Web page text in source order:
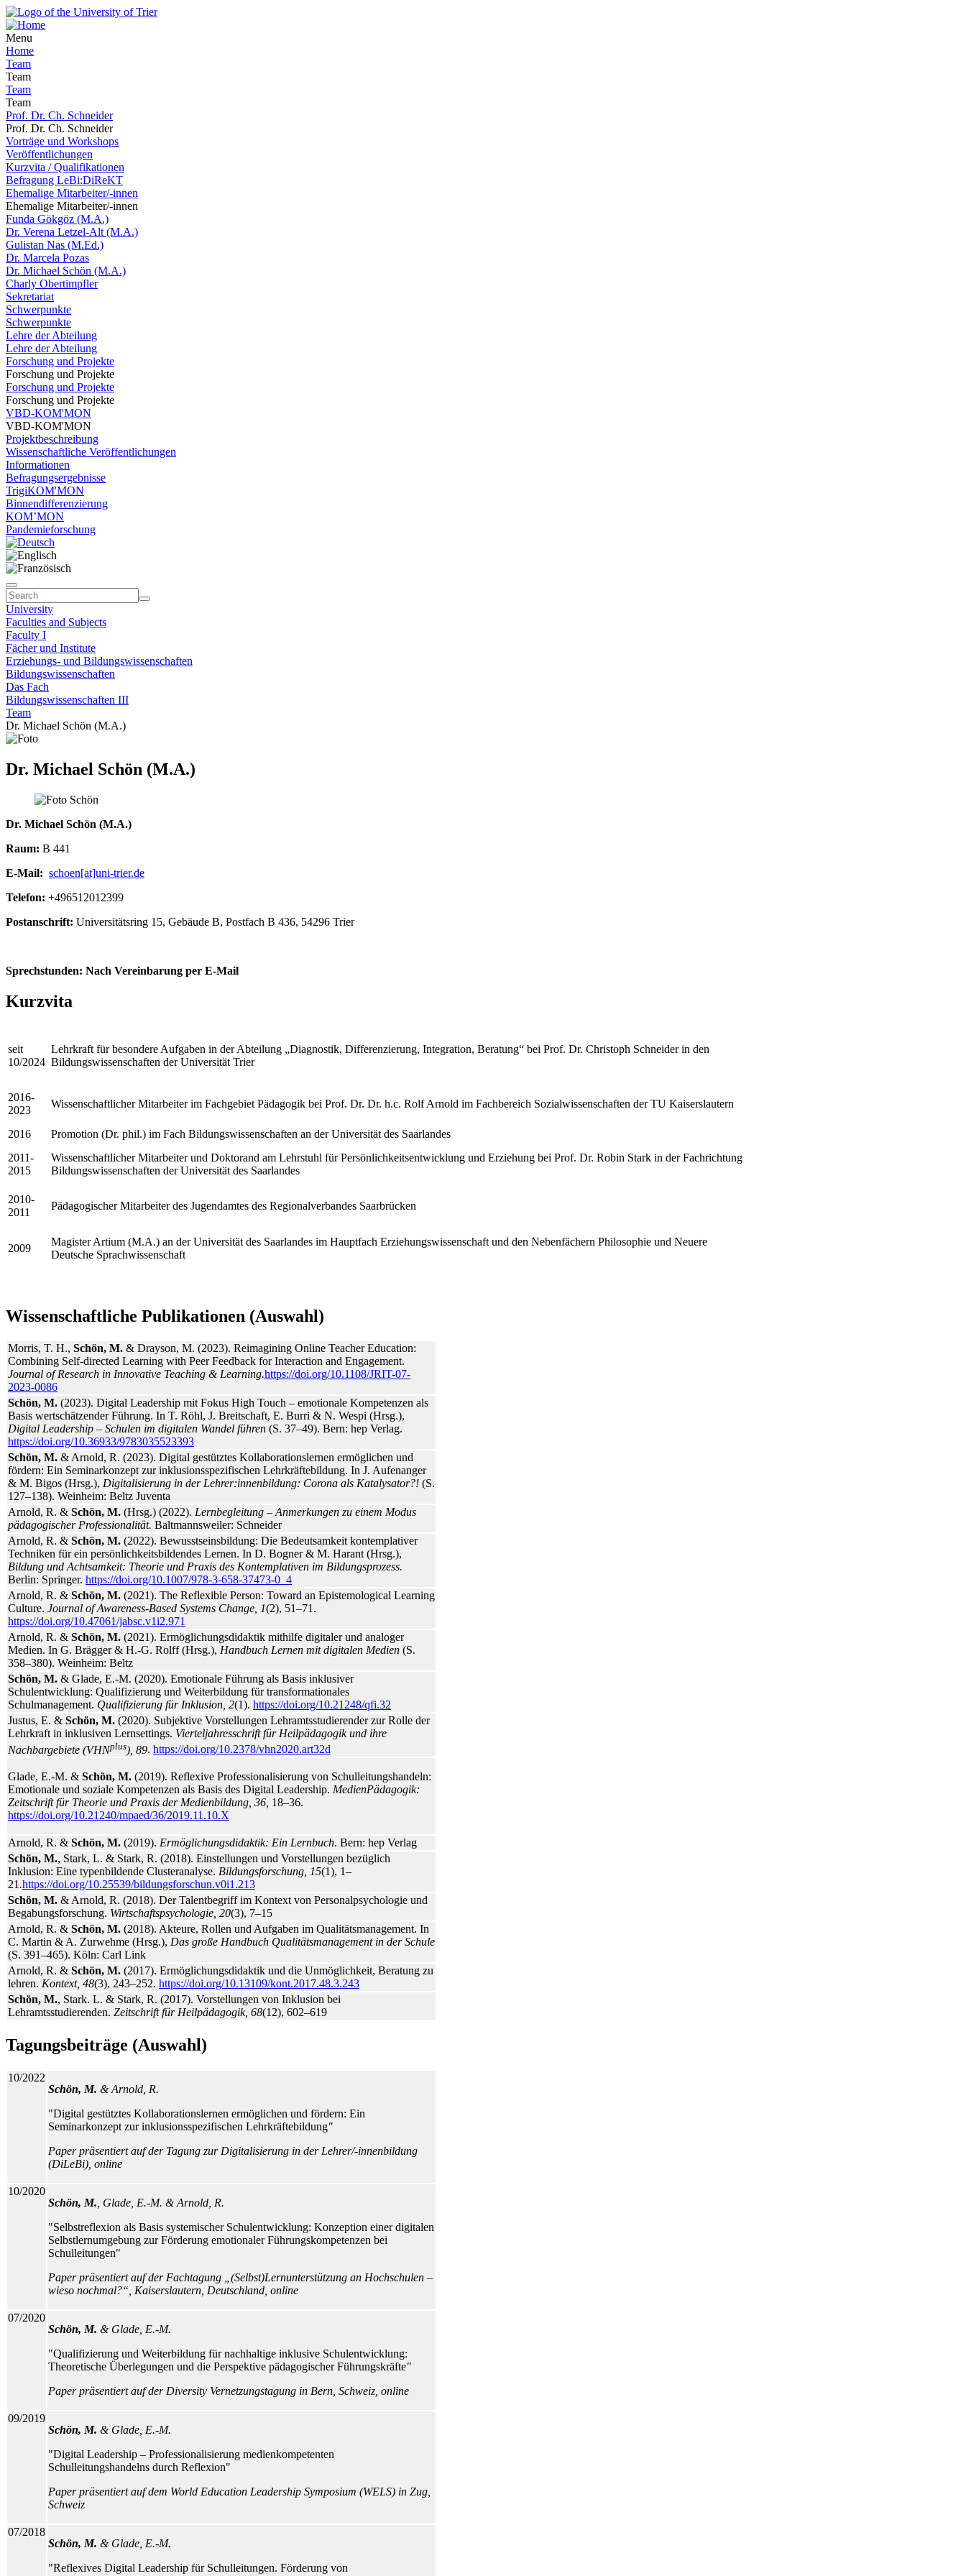
Menu
Home
Team
Team
Team
Team
Prof. Dr. Ch. Schneider
Prof. Dr. Ch. Schneider
Vorträge und Workshops
Veröffentlichungen
Kurzvita / Qualifikationen
Befragung LeBi:DiReKT
Ehemalige Mitarbeiter/-innen
Ehemalige Mitarbeiter/-innen
Funda Gökgöz (M.A.)
Dr. Verena Letzel-Alt (M.A.)
Gulistan Nas (M.Ed.)
Dr. Marcela Pozas
Dr. Michael Schön (M.A.)
Charly Obertimpfler
Sekretariat
Schwerpunkte
Schwerpunkte
Lehre der Abteilung
Lehre der Abteilung
Forschung und Projekte
Forschung und Projekte
Forschung und Projekte
Forschung und Projekte
VBD-KOM'MON
VBD-KOM'MON
Projektbeschreibung
Wissenschaftliche Veröffentlichungen
Informationen
Befragungsergebnisse
TrigiKOM'MON
Binnendifferenzierung
KOM’MON
Pandemieforschung
University
Faculties and Subjects
Faculty I
Fächer und Institute
Erziehungs- und Bildungswissenschaften
Bildungswissenschaften
Das Fach
Bildungswissenschaften III
Team
Dr. Michael Schön (M.A.)
Dr. Michael Schön (M.A.)
Dr. Michael Schön (M.A.)
Raum: B 441
E-Mail: schoen[at]uni-trier.de
Telefon: +496512012399
Postanschrift: Universitätsring 15, Gebäude B, Postfach B 436, 54296 Trier
Sprechstunden: Nach Vereinbarung per E-Mail
Kurzvita
seit
10/2024
Lehrkraft für besondere Aufgaben in der Abteilung „Diagnostik, Differenzierung, Integration, Beratung“ bei Prof. Dr. Christoph Schneider in den
Bildungswissenschaften der Universität Trier
2016-
2023
Wissenschaftlicher Mitarbeiter im Fachgebiet Pädagogik bei Prof. Dr. Dr. h.c. Rolf Arnold im Fachbereich Sozialwissenschaften der TU Kaiserslautern
2016
Promotion (Dr. phil.) im Fach Bildungswissenschaften an der Universität des Saarlandes
2011-
2015
Wissenschaftlicher Mitarbeiter und Doktorand am Lehrstuhl für Persönlichkeitsentwicklung und Erziehung bei Prof. Dr. Robin Stark in der Fachrichtung
Bildungswissenschaften der Universität des Saarlandes
2010-
2011
Pädagogischer Mitarbeiter des Jugendamtes des Regionalverbandes Saarbrücken
2009
Magister Artium (M.A.) an der Universität des Saarlandes im Hauptfach Erziehungswissenschaft und den Nebenfächern Philosophie und Neuere
Deutsche Sprachwissenschaft
Wissenschaftliche Publikationen (Auswahl)
Morris, T. H., Schön, M. & Drayson, M. (2023). Reimagining Online Teacher Education:
Combining Self-directed Learning with Peer Feedback for Interaction and Engagement.
Journal of Research in Innovative Teaching & Learning.https://doi.org/10.1108/JRIT-07-
2023-0086
Schön, M. (2023). Digital Leadership mit Fokus High Touch – emotionale Kompetenzen als
Basis wertschätzender Führung. In T. Röhl, J. Breitschaft, E. Burri & N. Wespi (Hrsg.),
Digital Leadership – Schulen im digitalen Wandel führen (S. 37–49). Bern: hep Verlag.
https://doi.org/10.36933/9783035523393
Schön, M. & Arnold, R. (2023). Digital gestütztes Kollaborationslernen ermöglichen und
fördern: Ein Seminarkonzept zur inklusionsspezifischen Lehrkräftebildung. In J. Aufenanger
& M. Bigos (Hrsg.), Digitalisierung in der Lehrer:innenbildung: Corona als Katalysator?! (S.
127–138). Weinheim: Beltz Juventa
Arnold, R. & Schön, M. (Hrsg.) (2022). Lernbegleitung – Anmerkungen zu einem Modus
pädagogischer Professionalität. Baltmannsweiler: Schneider
Arnold, R. & Schön, M. (2022). Bewusstseinsbildung: Die Bedeutsamkeit kontemplativer
Techniken für ein persönlichkeitsbildendes Lernen. In D. Bogner & M. Harant (Hrsg.),
Bildung und Achtsamkeit: Theorie und Praxis des Kontemplativen im Bildungsprozess.
Berlin: Springer. https://doi.org/10.1007/978-3-658-37473-0_4
Arnold, R. & Schön, M. (2021). The Reflexible Person: Toward an Epistemological Learning
Culture. Journal of Awareness-Based Systems Change, 1(2), 51–71.
https://doi.org/10.47061/jabsc.v1i2.971
Arnold, R. & Schön, M. (2021). Ermöglichungsdidaktik mithilfe digitaler und analoger
Medien. In G. Brägger & H.-G. Rolff (Hrsg.), Handbuch Lernen mit digitalen Medien (S.
358–380). Weinheim: Beltz
Schön, M. & Glade, E.-M. (2020). Emotionale Führung als Basis inklusiver
Schulentwicklung: Qualifizierung und Weiterbildung für transformationales
Schulmanagement. Qualifizierung für Inklusion, 2(1). https://doi.org/10.21248/qfi.32
Justus, E. & Schön, M. (2020). Subjektive Vorstellungen Lehramtsstudierender zur Rolle der
Lehrkraft in inklusiven Lernsettings. Vierteljahresschrift für Heilpädagogik und ihre
Nachbargebiete (VHNplus), 89. https://doi.org/10.2378/vhn2020.art32d
Glade, E.-M. & Schön, M. (2019). Reflexive Professionalisierung von Schulleitungshandeln:
Emotionale und soziale Kompetenzen als Basis des Digital Leadership. MedienPädagogik:
Zeitschrift für Theorie und Praxis der Medienbildung, 36, 18–36.
https://doi.org/10.21240/mpaed/36/2019.11.10.X
Arnold, R. & Schön, M. (2019). Ermöglichungsdidaktik: Ein Lernbuch. Bern: hep Verlag
Schön, M., Stark, L. & Stark, R. (2018). Einstellungen und Vorstellungen bezüglich
Inklusion: Eine typenbildende Clusteranalyse. Bildungsforschung, 15(1), 1–
21.https://doi.org/10.25539/bildungsforschun.v0i1.213
Schön, M. & Arnold, R. (2018). Der Talentbegriff im Kontext von Personalpsychologie und
Begabungsforschung. Wirtschaftspsychologie, 20(3), 7–15
Arnold, R. & Schön, M. (2018). Akteure, Rollen und Aufgaben im Qualitätsmanagement. In
C. Martin & A. Zurwehme (Hrsg.), Das große Handbuch Qualitätsmanagement in der Schule
(S. 391–465). Köln: Carl Link
Arnold, R. & Schön, M. (2017). Ermöglichungsdidaktik und die Unmöglichkeit, Beratung zu
lehren. Kontext, 48(3), 243–252. https://doi.org/10.13109/kont.2017.48.3.243
Schön, M., Stark. L. & Stark, R. (2017). Vorstellungen von Inklusion bei
Lehramtsstudierenden. Zeitschrift für Heilpädagogik, 68(12), 602–619
Tagungsbeiträge (Auswahl)
10/2022
Schön, M. & Arnold, R.
"Digital gestütztes Kollaborationslernen ermöglichen und fördern: Ein
Seminarkonzept zur inklusionsspezifischen Lehrkräftebildung"
Paper präsentiert auf der Tagung zur Digitalisierung in der Lehrer/-innenbildung
(DiLeBi), online
10/2020
Schön, M. , Glade, E.-M. & Arnold, R.
"Selbstreflexion als Basis systemischer Schulentwicklung: Konzeption einer digitalen
Selbstlernumgebung zur Förderung emotionaler Führungskompetenzen bei
Schulleitungen"
Paper präsentiert auf der Fachtagung „(Selbst)Lernunterstützung an Hochschulen –
wieso nochmal?“, Kaiserslautern, Deutschland, online
07/2020
Schön, M. & Glade, E.-M.
"Qualifizierung und Weiterbildung für nachhaltige inklusive Schulentwicklung:
Theoretische Überlegungen und die Perspektive pädagogischer Führungskräfte"
Paper präsentiert auf der Diversity Vernetzungstagung in Bern, Schweiz, online
09/2019
Schön, M. & Glade, E.-M.
"Digital Leadership – Professionalisierung medienkompetenten
Schulleitungshandelns durch Reflexion"
Paper präsentiert auf dem World Education Leadership Symposium (WELS) in Zug,
Schweiz
07/2018
Schön, M. & Glade, E.-M.
"Reflexives Digital Leadership für Schulleitungen. Förderung von